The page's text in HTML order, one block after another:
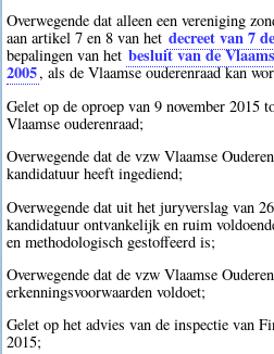
Overwegende dat alleen een vereniging
aan artikel 7 en 8 van het decreet van 7
bepalingen van het besluit van de
2005, als de Vlaamse ouderenraad kan
Gelet op de oproep van 9 november 2015
Vlaamse ouderenraad;
Overwegende dat de vzw Vlaamse
kandidatuur heeft ingediend;
Overwegende dat uit het juryverslag van
kandidatuur ontvankelijk en ruim
en methodologisch gestoffeerd is;
Overwegende dat de vzw Vlaamse
erkenningsvoorwaarden voldoet;
Gelet op het advies van de inspectie van
2015;